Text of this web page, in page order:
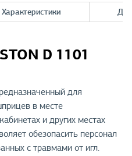
Характеристики
D 1101
для
в месте
и других местах
обезопасить персонал
с травмами от игл.